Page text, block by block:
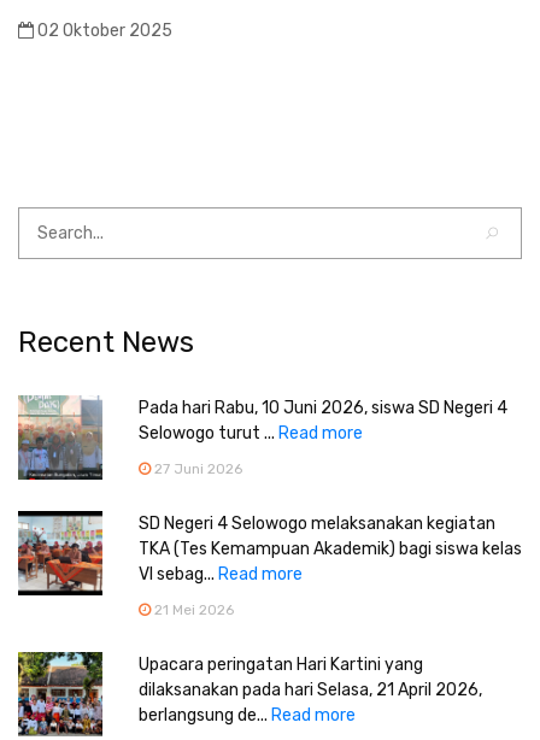
02 Oktober 2025
Recent News
Pada hari Rabu, 10 Juni 2026, siswa SD Negeri 4
Selowogo turut ... Read more
27 Juni 2026
SD Negeri 4 Selowogo melaksanakan kegiatan
TKA (Tes Kemampuan Akademik) bagi siswa kelas
VI sebag... Read more
21 Mei 2026
Upacara peringatan Hari Kartini yang
dilaksanakan pada hari Selasa, 21 April 2026,
berlangsung de... Read more